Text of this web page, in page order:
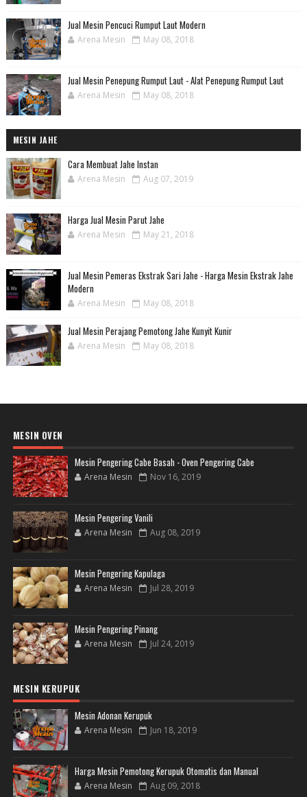
Jual Mesin Pencuci Rumput Laut Modern
Arena Mesin May 08, 2018
Jual Mesin Penepung Rumput Laut - Alat Penepung Rumput Laut
Arena Mesin May 08, 2018
MESIN JAHE
Cara Membuat Jahe Instan
Arena Mesin Aug 07, 2019
Harga Jual Mesin Parut Jahe
Arena Mesin May 21, 2018
Jual Mesin Pemeras Ekstrak Sari Jahe - Harga Mesin Ekstrak Jahe
Modern
Arena Mesin May 08, 2018
Jual Mesin Perajang Pemotong Jahe Kunyit Kunir
Arena Mesin May 08, 2018
MESIN OVEN
Mesin Pengering Cabe Basah - Oven Pengering Cabe
Arena Mesin Nov 16, 2019
Mesin Pengering Vanili
Arena Mesin Aug 08, 2019
Mesin Pengering Kapulaga
Arena Mesin Jul 28, 2019
Mesin Pengering Pinang
Arena Mesin Jul 24, 2019
MESIN KERUPUK
Mesin Adonan Kerupuk
Arena Mesin Jun 18, 2019
Harga Mesin Pemotong Kerupuk Otomatis dan Manual
Arena Mesin Aug 09, 2018